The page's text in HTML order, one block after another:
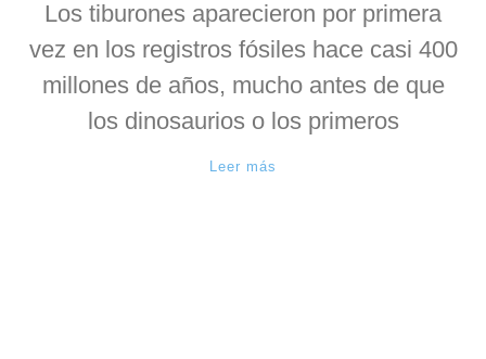
Los tiburones aparecieron por primera
vez en los registros fósiles hace casi 400
millones de años, mucho antes de que
los dinosaurios o los primeros
Leer más